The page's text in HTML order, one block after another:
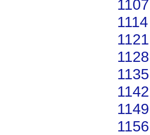
1107
1114
1121
1128
1135
1142
1149
1156